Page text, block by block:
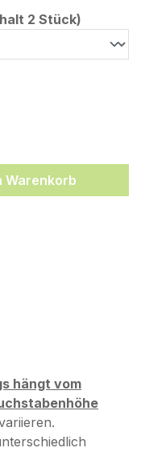
2 Stück)
Warenkorb
hängt vom